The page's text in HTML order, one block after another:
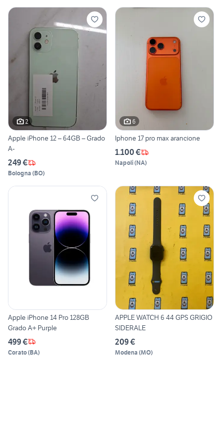
2
Apple iPhone 12 – 64GB – Grado
A-
249 €
Bologna (BO)
6
Iphone 17 pro max arancione
1.100 €
Napoli(NA)
Apple iPhone 14 Pro 128GB
Grado A+ Purple
499 €
Corato(BA)
APPLE WATCH 6 44 GPS GRIGIO
SIDERALE
209 €
Modena (MO)